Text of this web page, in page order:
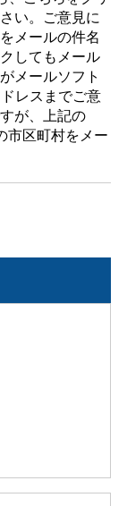
い。ご意見に
メールの件名
してもメール
メールソフト
レスまでご意
が、上記の
市区町村をメー